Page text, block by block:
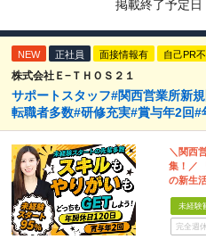
掲載終了予定日
NEW 正社員 面接情報有 自己PR
株式会社Ｅ−ＴＨＯＳ２１
サポートスタッフ#関西営業所新
転職者多数#研修充実#賞与年2回#
＼関西
集！／
の新生
未経験
完全週